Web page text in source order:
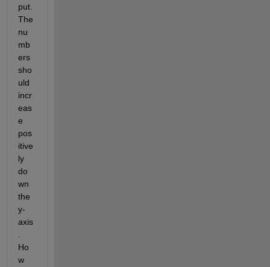
put.
The
nu
mb
ers
sho
uld
incr
eas
e
pos
itive
ly
do
wn
the
y-
axis
Ho
w